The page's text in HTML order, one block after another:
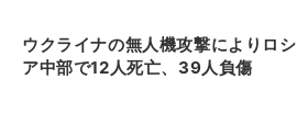
ウクライナの無人機攻撃によりロシ
ア中部で12人死亡、39人負傷